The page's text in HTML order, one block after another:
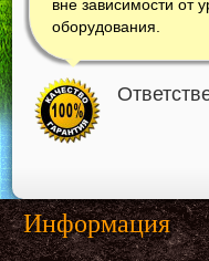
вне зависимости от
оборудования.
Информация